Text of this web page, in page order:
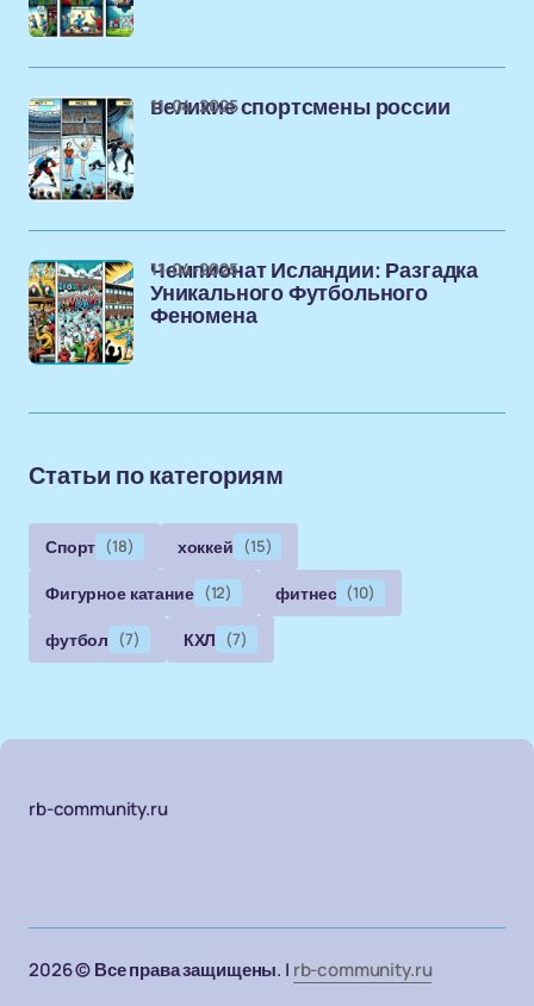
великие спортсмены россии
11-04-2025
Чемпионат Исландии: Разгадка
Уникального Футбольного
Феномена
11-04-2025
Статьи по категориям
Спорт (18) хоккей (15)
Фигурное катание (12) фитнес (10)
футбол (7) КХЛ (7)
rb-community.ru
2026 © Все права защищены. | rb-community.ru